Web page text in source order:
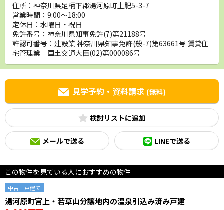
住所：神奈川県足柄下郡湯河原町土肥5-3-7
営業時間：9:00～18:00
定休日：水曜日・祝日
免許番号：神奈川県知事免許(7)第21188号
許認可番号：建設業 神奈川県知事免許(般-7)第63661号 賃貸住
宅管理業 国土交通大臣(02)第000086号
見学予約・資料請求 (無料)
検討リスト
メールで送る LINEで送る
この物件を見ている人におすすめの物件
中古一戸建て
湯河原町宮上・若草山分譲地内の温泉引込み済み戸建